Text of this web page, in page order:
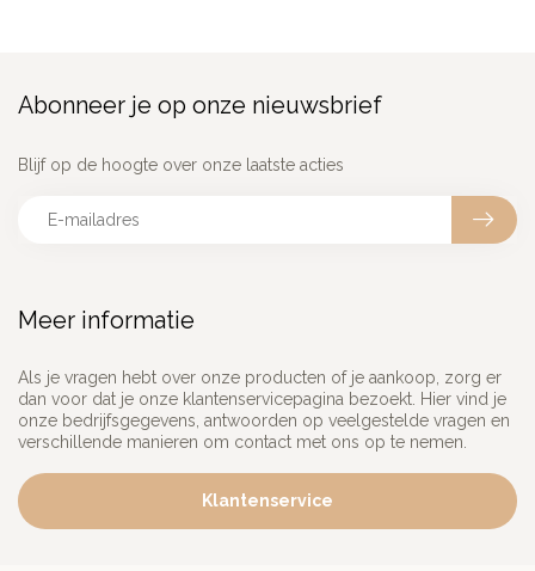
Meer informatie
Als je vragen hebt over onze producten of je aankoop, zorg er
dan voor dat je onze klantenservicepagina bezoekt. Hier vind je
onze bedrijfsgegevens, antwoorden op veelgestelde vragen en
verschillende manieren om contact met ons op te nemen.
Klantenservice
Abonneer je op onze nieuwsbrief
Blijf op de hoogte over onze laatste acties